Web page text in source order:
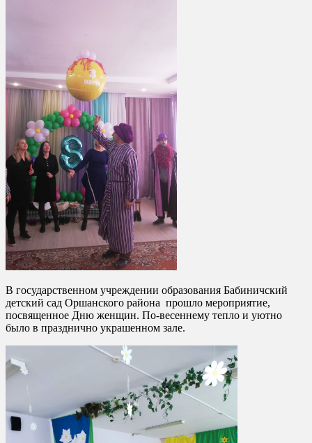
В государственном учреждении образования Бабиничский
детский сад Оршанского района прошло мероприятие,
посвященное Дню женщин. По-весеннему тепло и уютно
было в празднично украшенном зале.